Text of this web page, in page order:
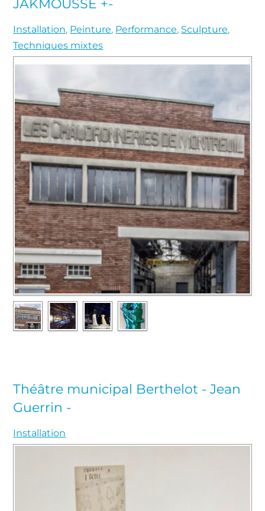
JAKMOUSSE +-
Installation, Peinture, Performance, Sculpture,
Techniques mixtes
Théâtre municipal Berthelot - Jean
Guerrin -
Installation